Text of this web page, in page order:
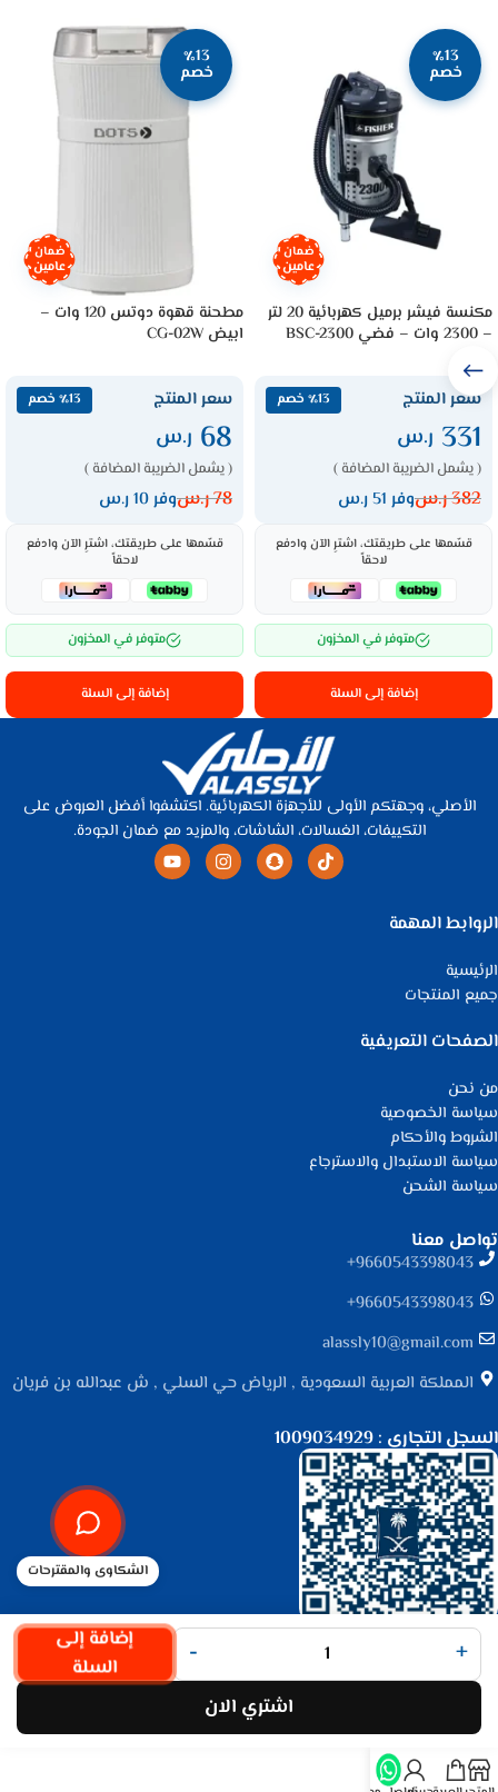
٪13
خصم
ضمان
عامين
مكنسة فيشر برميل كهربائية 20 لتر
– 2300 وات – فضي BSC-2300
سعر المنتج ٪13 خصم
331 ر.س
( يشمل الضريبة المضافة )
382ر.سوفر 51 ر.س
قسّمها على طريقتك، اشترِ الآن وادفع
لاحقاً
متوفر في المخزون
إضافة إلى السلة
٪13
خصم
ضمان
عامين
مطحنة قهوة دوتس 120 وات –
ابيض CG-02W
سعر المنتج ٪13 خصم
68 ر.س
( يشمل الضريبة المضافة )
78ر.سوفر 10 ر.س
قسّمها على طريقتك، اشترِ الآن وادفع
لاحقاً
متوفر في المخزون
إضافة إلى السلة
الأصلي، وجهتكم الأولى للأجهزة الكهربائية. اكتشفوا أفضل العروض على
التكييفات، الغسالات، الشاشات، والمزيد مع ضمان الجودة.
الروابط المهمة
الرئيسية
جميع المنتجات
الصفحات التعريفية
من نحن
سياسة الخصوصية
الشروط والأحكام
سياسة الاستبدال والاسترجاع
سياسة الشحن
تواصل معنا
9660543398043⁩+
9660543398043⁩+
alassly10@gmail.com
المملكة العربية السعودية , الرياض حي السلي , ش عبدالله بن فريان
السجل التجاري : 1009034929
جميع الحقوق محفوظة لـمتجر الأصلي© 2025.
تم التطوير بواسطة
Code Times +
-
إضافة إلى
السلة
اشتري الان
الشكاوى والمقترحات